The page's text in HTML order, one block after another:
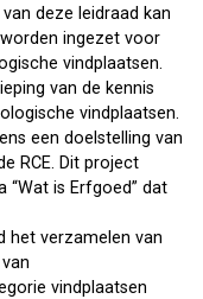
deze leidraad kan
ingezet voor
vindplaatsen.
van de kennis
vindplaatsen.
een doelstelling van
RCE. Dit project
“Wat is Erfgoed” dat
het verzamelen van
vindplaatsen